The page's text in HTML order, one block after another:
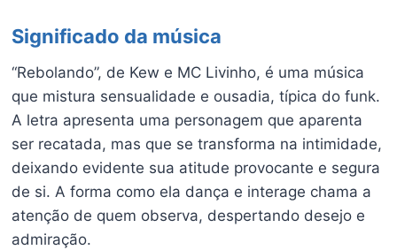
Significado da música
“Rebolando”, de Kew e MC Livinho, é uma música
que mistura sensualidade e ousadia, típica do funk.
A letra apresenta uma personagem que aparenta
ser recatada, mas que se transforma na intimidade,
deixando evidente sua atitude provocante e segura
de si. A forma como ela dança e interage chama a
atenção de quem observa, despertando desejo e
admiração.